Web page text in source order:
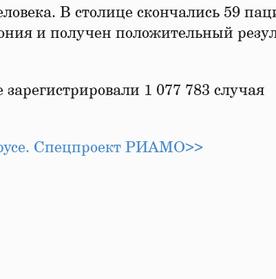
В столице скончались 59
и получен положительный
1 077 783 случая
Спецпроект РИАМО>>